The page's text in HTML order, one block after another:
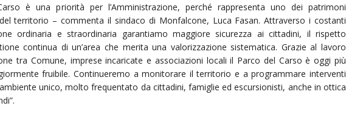
è una priorità per l’Amministrazione, perché rappresenta uno dei patrimoni
territorio – commenta il sindaco di Monfalcone, Luca Fasan. Attraverso i costanti
ordinaria e straordinaria garantiamo maggiore sicurezza ai cittadini, il rispetto
continua di un’area che merita una valorizzazione sistematica. Grazie al lavoro
tra Comune, imprese incaricate e associazioni locali il Parco del Carso è oggi più
fruibile. Continueremo a monitorare il territorio e a programmare interventi
unico, molto frequentato da cittadini, famiglie ed escursionisti, anche in ottica